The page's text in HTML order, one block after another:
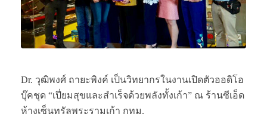
Dr. วุฒิพงศ์ ถายะพิงค์ เป็นวิทยากรในงานเปิดตัวออดิโอ
บุ๊คชุด “เปี่ยมสุขและสำเร็จด้วยพลังทั้งเก้า” ณ ร้านซีเอ็ด
ห้างเซ็นทรัลพระรามเก้า กทม.